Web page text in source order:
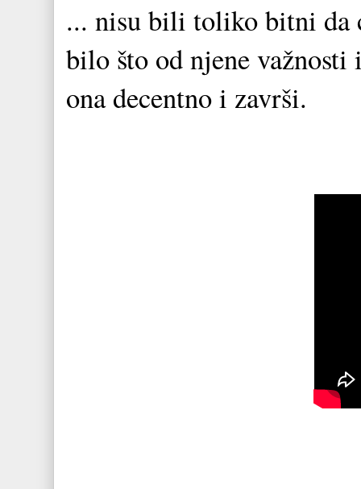
... nisu bili toliko bitni da
bilo što od njene
ona decentno i završi.